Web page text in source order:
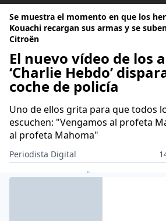
Se muestra el momento en que los
Kouachi recargan sus armas y se
Citroën
El nuevo vídeo de los
‘Charlie Hebdo’
coche de policía
Uno de ellos grita para que todos
escuchen: "Vengamos al profeta
al profeta Mahoma"
Periodista Digital
Archivado en: CITROËN